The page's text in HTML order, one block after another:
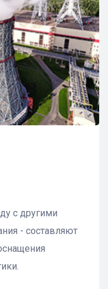
с другими
- составляют